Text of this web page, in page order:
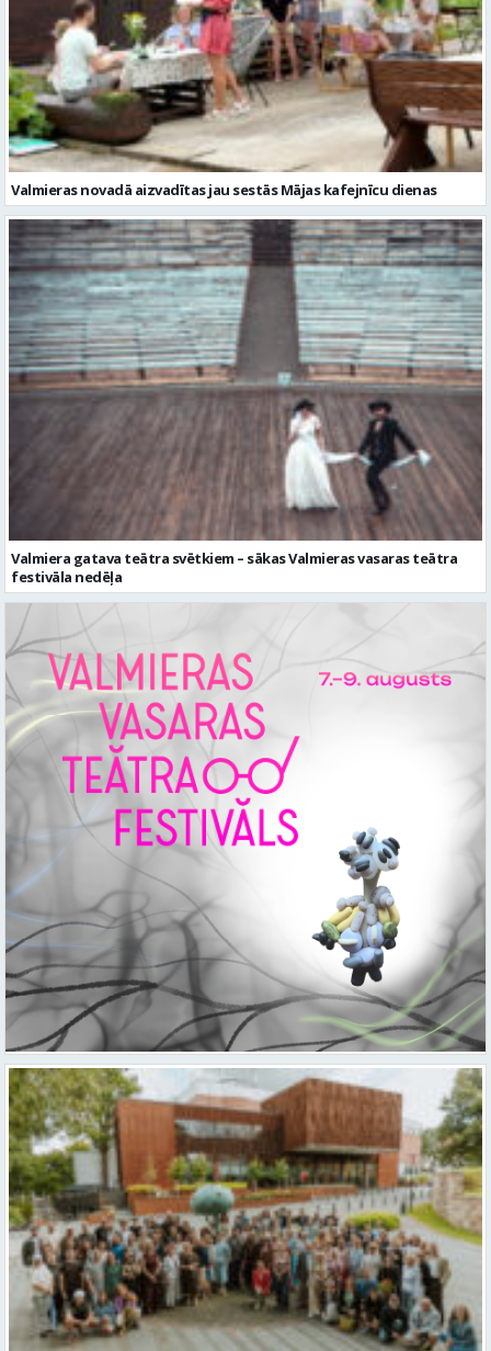
Valmieras novadā aizvadītas jau sestās Mājas kafejnīcu dienas
Valmiera gatava teātra svētkiem – sākas Valmieras vasaras teātra
festivāla nedēļa